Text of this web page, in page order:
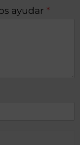
ayudar *